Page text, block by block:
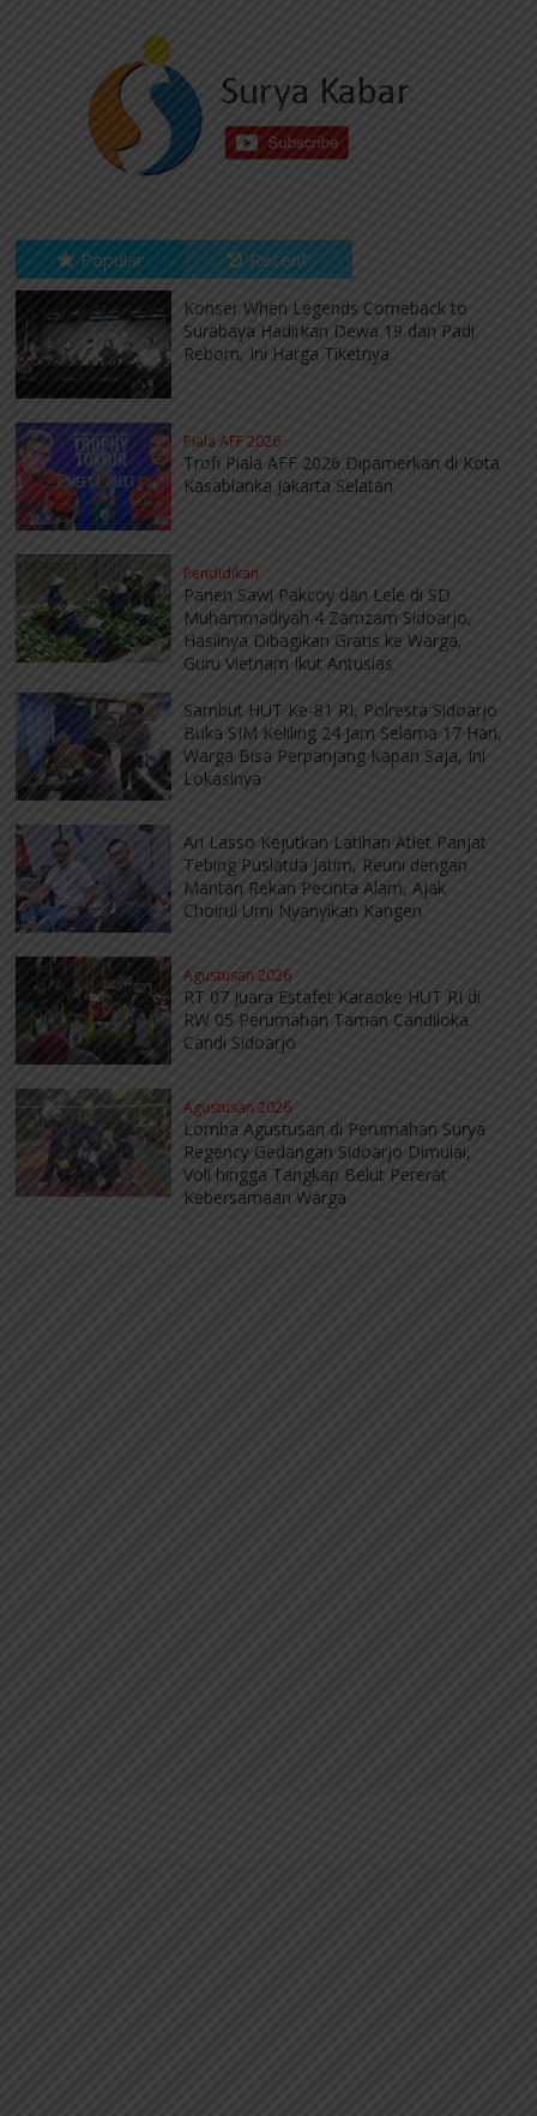
Popular Recent
Konser When Legends Comeback to
Surabaya Hadirkan Dewa 19 dan Padi
Reborn, Ini Harga Tiketnya
Piala AFF 2026
Trofi Piala AFF 2026 Dipamerkan di Kota
Kasablanka Jakarta Selatan
Pendidikan
Panen Sawi Pakcoy dan Lele di SD
Muhammadiyah 4 Zamzam Sidoarjo,
Hasilnya Dibagikan Gratis ke Warga,
Guru Vietnam Ikut Antusias
Sambut HUT Ke-81 RI, Polresta Sidoarjo
Buka SIM Keliling 24 Jam Selama 17 Hari,
Warga Bisa Perpanjang Kapan Saja, Ini
Lokasinya
Ari Lasso Kejutkan Latihan Atlet Panjat
Tebing Puslatda Jatim, Reuni dengan
Mantan Rekan Pecinta Alam, Ajak
Choirul Umi Nyanyikan Kangen
Agustusan 2026
RT 07 Juara Estafet Karaoke HUT RI di
RW 05 Perumahan Taman Candiloka
Candi Sidoarjo
Agustusan 2026
Lomba Agustusan di Perumahan Surya
Regency Gedangan Sidoarjo Dimulai,
Voli hingga Tangkap Belut Pererat
Kebersamaan Warga